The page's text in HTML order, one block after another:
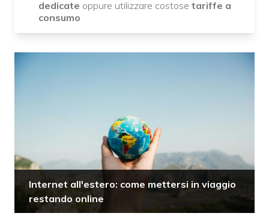
dedicate oppure utilizzare costose tariffe a
consumo
Internet all'estero: come mettersi in viaggio
restando online